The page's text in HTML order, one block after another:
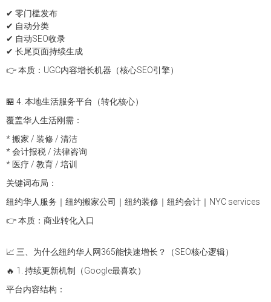
✔ 零门槛发布
✔ 自动分类
✔ 自动SEO收录
✔ 长尾页面持续生成
👉 本质：UGC内容增长机器（核心SEO引擎）
🏪 4. 本地生活服务平台（转化核心）
覆盖华人生活刚需：
* 搬家 / 装修 / 清洁
* 会计报税 / 法律咨询
* 医疗 / 教育 / 培训
关键词布局：
纽约华人服务｜纽约搬家公司｜纽约装修｜纽约会计｜NYC services
👉 本质：商业转化入口
📈 三、为什么纽约华人网365能快速增长？（SEO核心逻辑）
🔥 1. 持续更新机制（Google最喜欢）
平台内容结构：